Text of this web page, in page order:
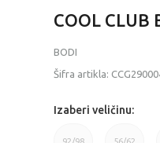
COOL CLUB
BODI
Šifra artikla:
Izaberi veličinu: